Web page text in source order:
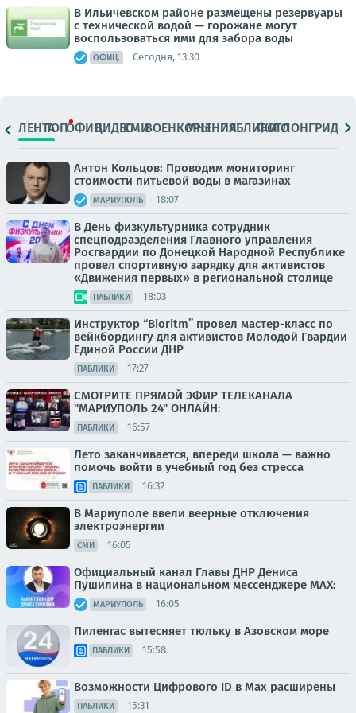
В Ильичевском районе размещены резервуары
с технической водой — горожане могут
воспользоваться ими для забора воды
ОФИЦ. Сегодня, 13:30
ЛЕНТАТОПОФИЦ.ВИДЕОСМИВОЕНКОРЫМНЕНИЯПАБЛИКИ
ФОТОЛОНГРИДЫ
Антон Кольцов: Проводим мониторинг
стоимости питьевой воды в магазинах
МАРИУПОЛЬ 18:07
В День физкультурника сотрудник
спецподразделения Главного управления
Росгвардии по Донецкой Народной Республике
провел спортивную зарядку для активистов
«Движения первых» в региональной столице
ПАБЛИКИ 18:03
Инструктор “Bioritm” провел мастер-класс по
вейкбордингу для активистов Молодой Гвардии
Единой России ДНР
ПАБЛИКИ 17:27
СМОТРИТЕ ПРЯМОЙ ЭФИР ТЕЛЕКАНАЛА
"МАРИУПОЛЬ 24" ОНЛАЙН:
ПАБЛИКИ 16:57
Лето заканчивается, впереди школа — важно
помочь войти в учебный год без стресса
ПАБЛИКИ 16:32
В Мариуполе ввели веерные отключения
электроэнергии
СМИ 16:05
Официальный канал Главы ДНР Дениса
Пушилина в национальном мессенджере MAX:
МАРИУПОЛЬ 16:05
Пиленгас вытесняет тюльку в Азовском море
ПАБЛИКИ 15:58
Возможности Цифрового ID в Мах расширены
ПАБЛИКИ 15:31